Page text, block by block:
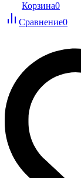
Корзина0
Сравнение0